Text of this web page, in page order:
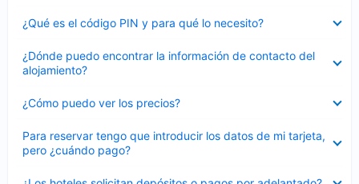
¿Qué es el código PIN y para qué lo necesito?
cerrado
¿Dónde puedo encontrar la información de contacto del
alojamiento?
cerrado
¿Cómo puedo ver los precios?
cerrado
Para reservar tengo que introducir los datos de mi tarjeta,
pero ¿cuándo pago?
cerrado